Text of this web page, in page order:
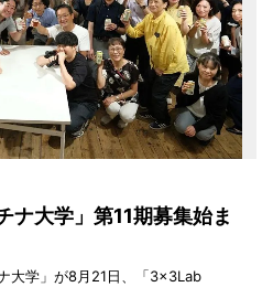
ナ大学」第11期募集始ま
大学」が8月21日、「3×3Lab